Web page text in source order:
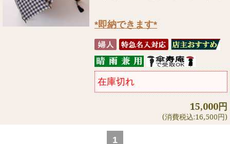
*即納できます*
在庫切れ
15,000円
(消費税込:16,500円)
1